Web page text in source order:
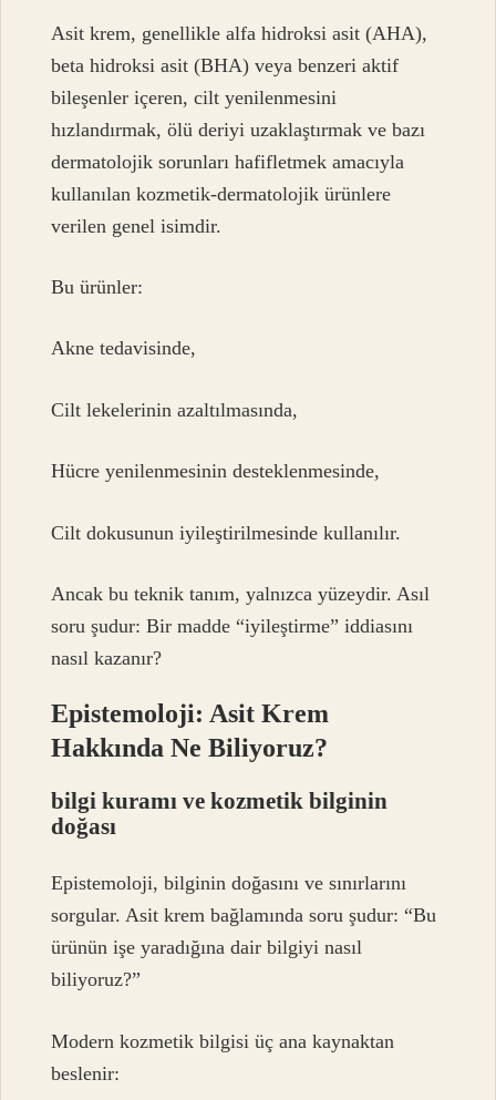
Asit krem, genellikle alfa hidroksi asit (AHA),
beta hidroksi asit (BHA) veya benzeri aktif
bileşenler içeren, cilt yenilenmesini
hızlandırmak, ölü deriyi uzaklaştırmak ve bazı
dermatolojik sorunları hafifletmek amacıyla
kullanılan kozmetik-dermatolojik ürünlere
verilen genel isimdir.
Bu ürünler:
Akne tedavisinde,
Cilt lekelerinin azaltılmasında,
Hücre yenilenmesinin desteklenmesinde,
Cilt dokusunun iyileştirilmesinde kullanılır.
Ancak bu teknik tanım, yalnızca yüzeydir. Asıl
soru şudur: Bir madde “iyileştirme” iddiasını
nasıl kazanır?
Epistemoloji: Asit Krem
Hakkında Ne Biliyoruz?
bilgi kuramı ve kozmetik bilginin
doğası
Epistemoloji, bilginin doğasını ve sınırlarını
sorgular. Asit krem bağlamında soru şudur: “Bu
ürünün işe yaradığına dair bilgiyi nasıl
biliyoruz?”
Modern kozmetik bilgisi üç ana kaynaktan
beslenir: